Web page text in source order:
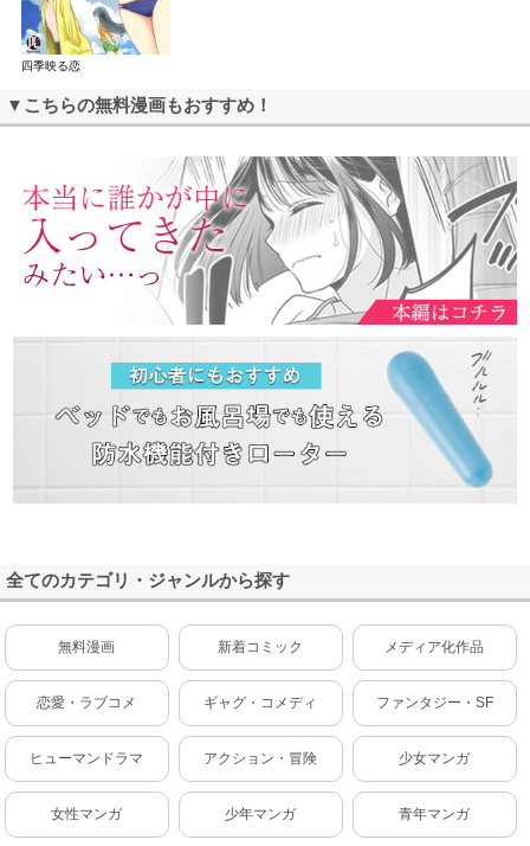
四季映る恋
▼こちらの無料漫画もおすすめ！
全てのカテゴリ・ジャンルから探す
無料漫画 新着コミック メディア化作品
恋愛・ラブコメ ギャグ・コメディ ファンタジー・SF
ヒューマンドラマ アクション・冒険 少女マンガ
女性マンガ 少年マンガ 青年マンガ